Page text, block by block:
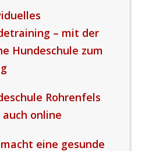
– mit der
Hundeschule zum
Rohrenfels
online
eine gesunde